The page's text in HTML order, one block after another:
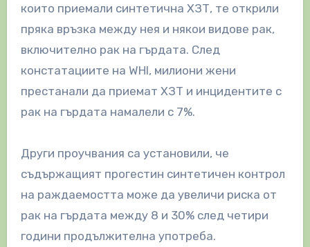
които приемали синтетична ХЗТ, те открили
пряка връзка между нея и някои видове рак,
включително рак на гърдата. След
констатациите на WHI, милиони жени
престанали да приемат ХЗТ и инцидентите с
рак на гърдата намалели с 7%.
Други проучвания са установили, че
съдържащият прогестин синтетичен контрол
на раждаемостта може да увеличи риска от
рак на гърдата между 8 и 30% след четири
години продължителна употреба.